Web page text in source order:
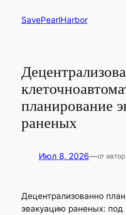
SavePearlHarbor
планирование
раненых
Июл 8, 2026—от
Децентрализованно
эвакуацию раненых: под